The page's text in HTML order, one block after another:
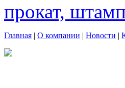
прокат,
Главная | О компании | Новости |